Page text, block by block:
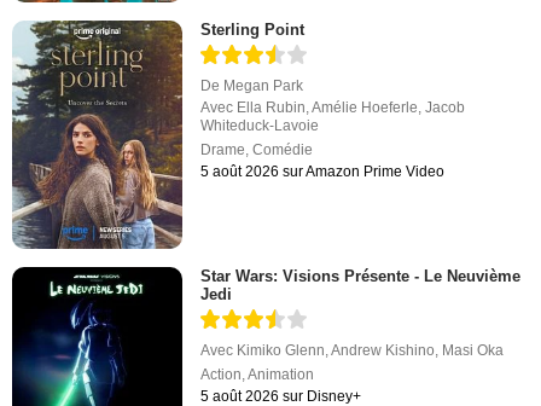
Sterling Point
De Megan Park
Avec Ella Rubin,Amélie Hoeferle,Jacob
Whiteduck-Lavoie
Drame,Comédie
5 août 2026 sur Amazon Prime Video
Star Wars: Visions Présente - Le Neuvième
Jedi
Avec Kimiko Glenn ,Andrew Kishino Masi Oka
Action ,Animation
5 août 2026 sur Disney+